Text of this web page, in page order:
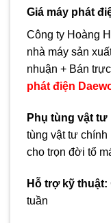
Giá máy phát
Công ty Hoàng
nhà máy sản
nhuận + Bán
phát điện
Phụ tùng vật tư
tùng vật tư
cho trọn đời tổ
Hỗ trợ kỹ thuật:
tuần